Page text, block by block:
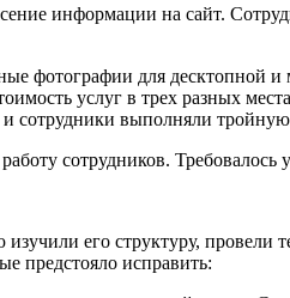
информации на сайт.
фотографии для десктопной
услуг в трех разных
сотрудники выполняли тройную
сотрудников.
его структуру, провели
предстояло исправить: